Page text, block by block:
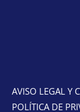
AVISO LEGAL Y
POLÍTICA DE